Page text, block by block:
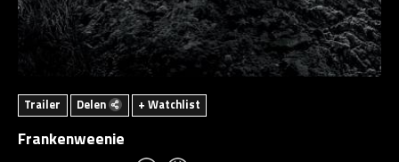
Trailer Delen + Watchlist
Frankenweenie